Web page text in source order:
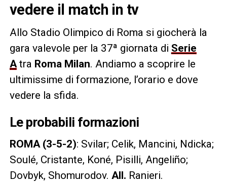
vedere il match in tv
Allo Stadio Olimpico di Roma si giocherà la
gara valevole per la 37ª giornata di Serie
Atra Roma Milan. Andiamo a scoprire le
ultimissime di formazione, l’orario e dove
vedere la sfida.
Le probabili formazioni
ROMA (3-5-2): Svilar; Celik, Mancini, Ndicka;
Soulé, Cristante, Koné, Pisilli, Angeliño;
Dovbyk, Shomurodov. All. Ranieri.